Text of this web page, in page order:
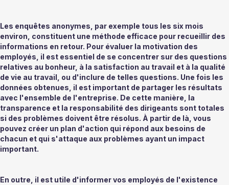
Les enquêtes anonymes, par exemple tous les six mois
environ, constituent une méthode efficace pour recueillir des
informations en retour. Pour évaluer la motivation des
employés, il est essentiel de se concentrer sur des questions
relatives au bonheur, à la satisfaction au travail et à la qualité
de vie au travail, ou d'inclure de telles questions. Une fois les
données obtenues, il est important de partager les résultats
avec l'ensemble de l'entreprise. De cette manière, la
transparence et la responsabilité des dirigeants sont totales
si des problèmes doivent être résolus. À partir de là, vous
pouvez créer un plan d'action qui répond aux besoins de
chacun et qui s'attaque aux problèmes ayant un impact
important.
En outre, il est utile d'informer vos employés de l'existence